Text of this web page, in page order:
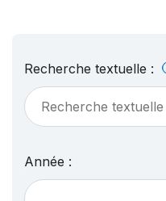
Recherche textuelle :
Année :